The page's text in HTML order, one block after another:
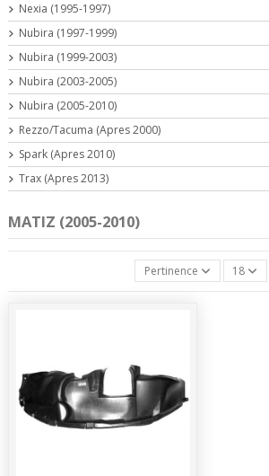
MATIZ (2005-2010)
Pertinence 18
Nexia (1995-1997)
Nubira (1997-1999)
Nubira (1999-2003)
Nubira (2003-2005)
Nubira (2005-2010)
Rezzo/Tacuma (Apres 2000)
Spark (Apres 2010)
Trax (Apres 2013)